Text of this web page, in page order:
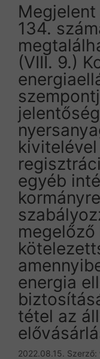
134.
(VIII. 9.)
egyéb
energia
tétel az
2022.08.15. Szerző: